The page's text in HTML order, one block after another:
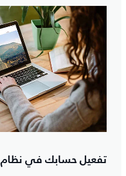
تفعيل حسابك في نظام INCONTROL